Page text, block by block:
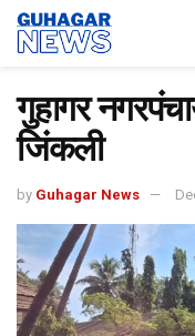
गुहागर
जिंकली
by Guhagar News